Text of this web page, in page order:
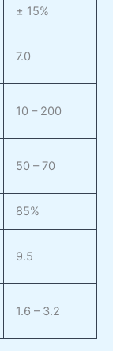
± 15%
7.0
10 – 200
50 – 70
85%
9.5
1.6 – 3.2